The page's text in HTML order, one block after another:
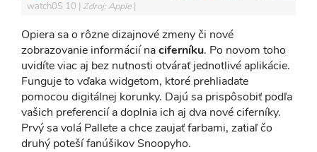
watch0S 10 Zdroj: Apple
Opiera sa o rôzne dizajnové zmeny či nové
zobrazovanie informácií naciferníku. Po novom toho
uvidíte viac aj bez nutnosti otvárať jednotlivé aplikácie.
Funguje to vďaka widgetom, ktoré prehliadate
pomocou digitálnej korunky. Dajú sa prispôsobiť podľa
vašich preferencií a doplnia ich aj dva nové ciferníky.
Prvý sa volá Pallete a chce zaujať farbami, zatiaľ čo
druhý poteší fanúšikov Snoopyho.